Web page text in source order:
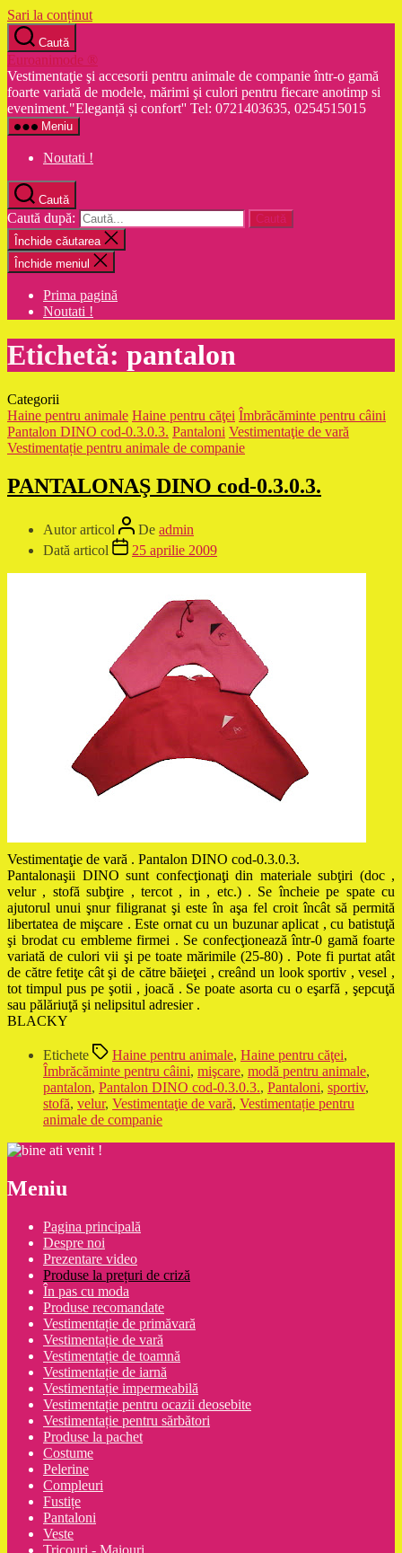
Sari la conținut
Caută
Euroanimode ®
Vestimentaţie şi accesorii pentru animale de companie într-o gamă
foarte variată de modele, mărimi şi culori pentru fiecare anotimp si
eveniment."Eleganță și confort'' Tel: 0721403635, 0254515015
Meniu
Noutati !
Caută
Caută după:
Închide căutarea
Închide meniul
Prima pagină
Noutati !
Etichetă: pantalon
Categorii
Haine pentru animale Haine pentru căţei Îmbrăcăminte pentru câini
Pantalon DINO cod-0.3.0.3. Pantaloni Vestimentaţie de vară
Vestimentație pentru animale de companie
PANTALONAŞ DINO cod-0.3.0.3.
Autor articol De admin
Dată articol
25 aprilie 2009
Vestimentaţie de vară . Pantalon DINO cod-0.3.0.3.
Pantalonaşii DINO sunt confecţionaţi din materiale subţiri (doc ,
velur , stofă subţire , tercot , in , etc.) . Se încheie pe spate cu
ajutorul unui şnur filigranat şi este în aşa fel croit încât să permită
libertatea de mişcare . Este ornat cu un buzunar aplicat , cu batistuţă
şi brodat cu embleme firmei . Se confecţionează într-0 gamă foarte
variată de culori vii şi pe toate mărimile (25-80) . Pote fi purtat atât
de către fetiţe cât şi de către băieţei , creând un look sportiv , vesel ,
tot timpul pus pe şotii , joacă . Se poate asorta cu o eşarfă , şepcuţă
sau pălăriuţă şi nelipsitul adresier .
BLACKY
Etichete Haine pentru animale, Haine pentru căţei,
Îmbrăcăminte pentru câini, mişcare, modă pentru animale,
pantalon, Pantalon DINO cod-0.3.0.3., Pantaloni, sportiv,
stofă, velur, Vestimentaţie de vară, Vestimentație pentru
animale de companie
Meniu
Pagina principală
Despre noi
Prezentare video
Produse la prețuri de criză
În pas cu moda
Produse recomandate
Vestimentație de primăvară
Vestimentație de vară
Vestimentație de toamnă
Vestimentație de iarnă
Vestimentație impermeabilă
Vestimentație pentru ocazii deosebite
Vestimentație pentru sărbători
Produse la pachet
Costume
Pelerine
Compleuri
Fustițe
Pantaloni
Veste
Tricouri - Maiouri